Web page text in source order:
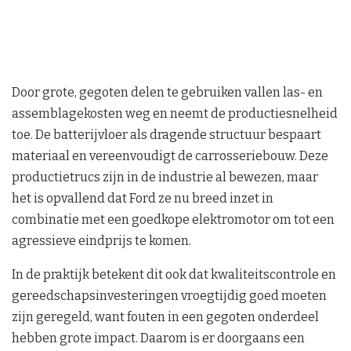
Door grote, gegoten delen te gebruiken vallen las- en
assemblagekosten weg en neemt de productiesnelheid
toe. De batterijvloer als dragende structuur bespaart
materiaal en vereenvoudigt de carrosseriebouw. Deze
productietrucs zijn in de industrie al bewezen, maar
het is opvallend dat Ford ze nu breed inzet in
combinatie met een goedkope elektromotor om tot een
agressieve eindprijs te komen.
In de praktijk betekent dit ook dat kwaliteitscontrole en
gereedschapsinvesteringen vroegtijdig goed moeten
zijn geregeld, want fouten in een gegoten onderdeel
hebben grote impact. Daarom is er doorgaans een